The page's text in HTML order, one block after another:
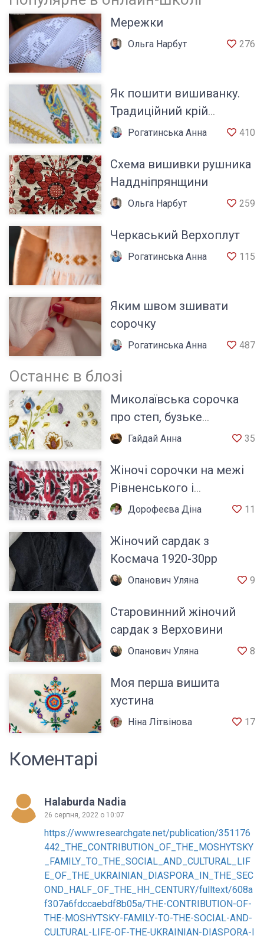
Мережки
Ольга Нарбут 276
Як пошити вишиванку.
Традиційний крій
сорочки
Рогатинська Анна 410
Схема вишивки рушника
Наддніпрянщини
Ольга Нарбут 259
Черкаський Верхоплут
Рогатинська Анна 115
Яким швом зшивати
сорочку
Рогатинська Анна 487
Останнє в блозі
Миколаївська сорочка
про степ, бузьке
козацтво та характер
Гайдай Анна 35
Жіночі сорочки на межі
Рівненського і
Житомирського Полісся
Дорофеєва Діна 11
Жіночий сардак з
Космача 1920-30рр
Опанович Уляна 9
Старовинний жіночий
сардак з Верховини
Опанович Уляна 8
Моя перша вишита
хустина
Ніна Літвінова 17
Коментарі
Halaburda Nadia
26 серпня, 2022 о 10:07
https://www.researchgate.net/publication/351176
442_THE_CONTRIBUTION_OF_THE_MOSHYTSKY
_FAMILY_TO_THE_SOCIAL_AND_CULTURAL_LIF
E_OF_THE_UKRAINIAN_DIASPORA_IN_THE_SEC
OND_HALF_OF_THE_HH_CENTURY/fulltext/608a
f307a6fdccaebdf8b05a/THE-CONTRIBUTION-OF-
THE-MOSHYTSKY-FAMILY-TO-THE-SOCIAL-AND-
CULTURAL-LIFE-OF-THE-UKRAINIAN-DIASPORA-I